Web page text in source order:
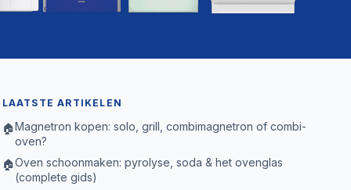
LAATSTE ARTIKELEN
🏠Magnetron kopen: solo, grill, combimagnetron of combi-
oven?
🏠Oven schoonmaken: pyrolyse, soda & het ovenglas
(complete gids)